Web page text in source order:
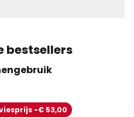
bestsellers
-€ 53,00